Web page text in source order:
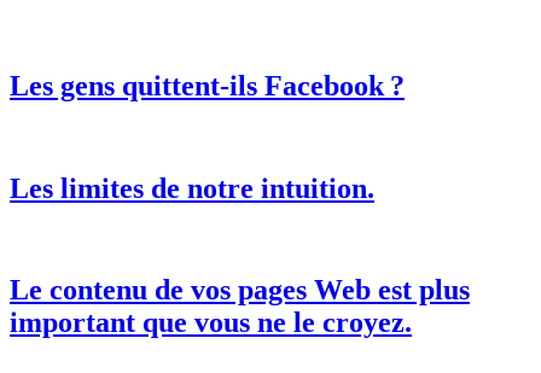
Les gens quittent-ils Facebook ?
Les limites de notre intuition.
Le contenu de vos pages Web est plus
important que vous ne le croyez.